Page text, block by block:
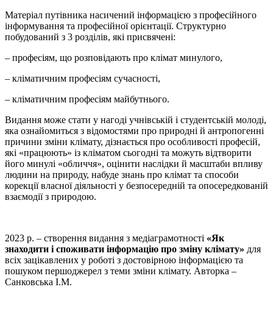
Матеріал путівника насичений інформацією з професійного
інформування та професійної орієнтації. Структурно
побудований з 3 розділів, які присвячені:
– професіям, що розповідають про клімат минулого,
– кліматичним професіям сучасності,
– кліматичним професіям майбутнього.
Видання може стати у нагоді учнівській і студентській молоді,
яка ознайомиться з відомостями про природні й антропогенні
причини зміни клімату, дізнається про особливості професій,
які «працюють» із кліматом сьогодні та можуть відтворити
його минулі «обличчя», оцінити наслідки й масштаби впливу
людини на природу, набуде знань про клімат та способи
корекції власної діяльності у безпосередній та опосередкованій
взаємодії з природою.
2023 р. – створення видання з медіаграмотності «Як
знаходити і споживати інформацію про зміну клімату» для
всіх зацікавлених у роботі з достовірною інформацією та
пошуком першоджерел з теми зміни клімату. Авторка –
Санковська І.М.